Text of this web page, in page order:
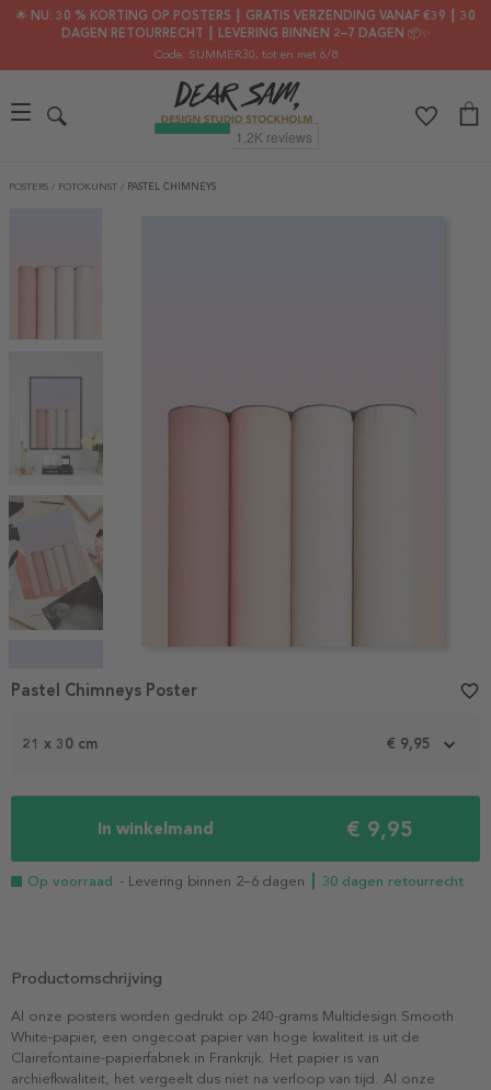
🌟 NU: 30 % KORTING OP POSTERS ┃ GRATIS VERZENDING VANAF €39 ┃ 30
DAGEN RETOURRECHT ┃ LEVERING BINNEN 2–7 DAGEN 📦✨
Code: SUMMER30, tot en met 6/8
POSTERS / FOTOKUNST / PASTEL CHIMNEYS
1
21 x 30 cm € 9,95
In winkelmand € 9,95
Op voorraad - Levering binnen 2–6 dagen ┃ 30 dagen retourrecht
Pastel Chimneys Poster favorite_border
Productomschrijving
Al onze posters worden gedrukt op 240-grams Multidesign Smooth
White-papier, een ongecoat papier van hoge kwaliteit is uit de
Clairefontaine-papierfabriek in Frankrijk. Het papier is van
archiefkwaliteit, het vergeelt dus niet na verloop van tijd. Al onze